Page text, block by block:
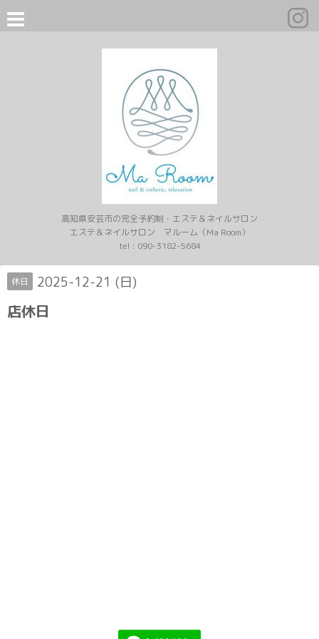
高知県安芸市の完全予約制・エステ＆ネイルサロン
エステ＆ネイルサロン マルーム（Ma Room）
tel : 090-3182-5684
休日 2025-12-21 (日)
店休日